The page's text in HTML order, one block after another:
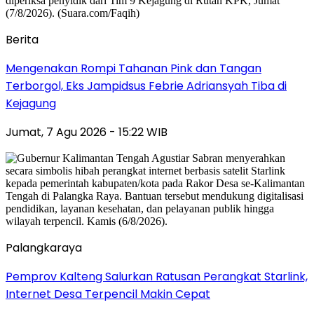
Berita
Mengenakan Rompi Tahanan Pink dan Tangan
Terborgol, Eks Jampidsus Febrie Adriansyah Tiba di
Kejagung
Jumat, 7 Agu 2026 - 15:22 WIB
Palangkaraya
Pemprov Kalteng Salurkan Ratusan Perangkat Starlink,
Internet Desa Terpencil Makin Cepat